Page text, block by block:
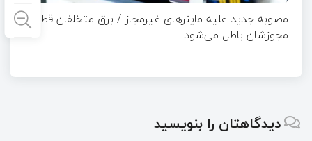
مصوبه جدید علیه ماینرهای غیرمجاز / برق متخلفان قطع و
مجوزشان باطل می‌شود
دیدگاهتان را بنویسید